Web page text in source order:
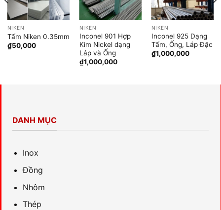
NIKEN
Tấm Niken 0.35mm
₫50,000
NIKEN
Inconel 901 Hợp
Kim Nickel dạng
Láp và Ống
₫1,000,000
NIKEN
Inconel 925 Dạng
Tấm, Ống, Láp Đặc
₫1,000,000
DANH MỤC
Inox
Đồng
Nhôm
Thép